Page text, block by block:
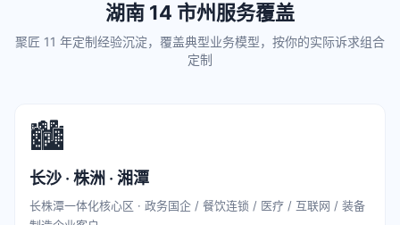
湖南 14 市州服务覆盖
聚匠 11 年定制经验沉淀，覆盖典型业务模型，按你的实际诉求组合
定制
🏙️
长沙 · 株洲 · 湘潭
长株潭一体化核心区 · 政务国企 / 餐饮连锁 / 医疗 / 互联网 / 装备